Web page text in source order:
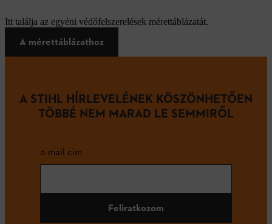
Itt találja az egyéni védőfelszerelések mérettáblázatát.
A mérettáblázathoz
A STIHL HÍRLEVELÉNEK KÖSZÖNHETŐEN
TÖBBÉ NEM MARAD LE SEMMIRŐL
e-mail cím
Feliratkozom